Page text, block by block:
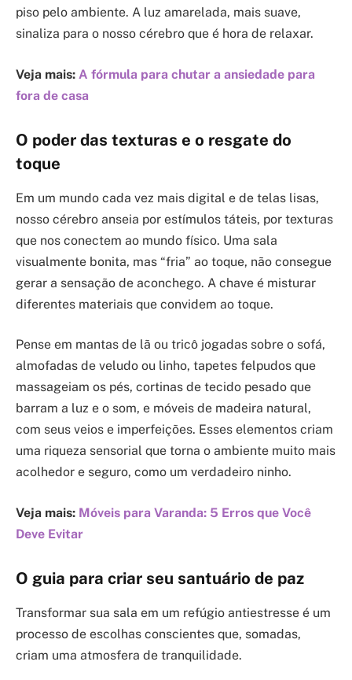
piso pelo ambiente. A luz amarelada, mais suave,
sinaliza para o nosso cérebro que é hora de relaxar.
Veja mais: A fórmula para chutar a ansiedade para
fora de casa
O poder das texturas e o resgate do
toque
Em um mundo cada vez mais digital e de telas lisas,
nosso cérebro anseia por estímulos táteis, por texturas
que nos conectem ao mundo físico. Uma sala
visualmente bonita, mas “fria” ao toque, não consegue
gerar a sensação de aconchego. A chave é misturar
diferentes materiais que convidem ao toque.
Pense em mantas de lã ou tricô jogadas sobre o sofá,
almofadas de veludo ou linho, tapetes felpudos que
massageiam os pés, cortinas de tecido pesado que
barram a luz e o som, e móveis de madeira natural,
com seus veios e imperfeições. Esses elementos criam
uma riqueza sensorial que torna o ambiente muito mais
acolhedor e seguro, como um verdadeiro ninho.
Veja mais: Móveis para Varanda: 5 Erros que Você
Deve Evitar
O guia para criar seu santuário de paz
Transformar sua sala em um refúgio antiestresse é um
processo de escolhas conscientes que, somadas,
criam uma atmosfera de tranquilidade.